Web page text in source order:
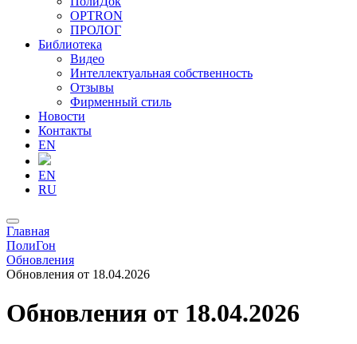
OPTRON
ПРОЛОГ
Библиотека
Видео
Интеллектуальная собственность
Отзывы
Фирменный стиль
Новости
Контакты
EN
EN
RU
Главная
ПолиГон
Обновления
Обновления от 18.04.2026
Обновления от 18.04.2026